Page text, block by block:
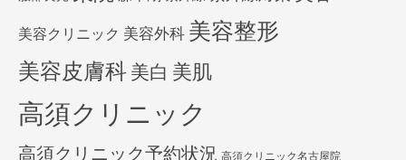
美容クリニック 美容外科 美容整形
美容皮膚科 美白 美肌
高須クリニック
高須クリニック予約状況 高須クリニック名古屋院